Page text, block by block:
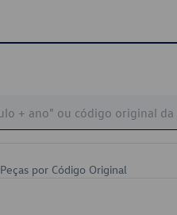
Peças por Código Original